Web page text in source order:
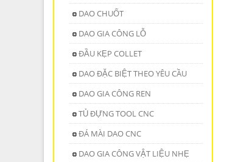
DAO CHUỐT
DAO GIA CÔNG LỖ
ĐẦU KẸP COLLET
DAO ĐẶC BIỆT THEO YÊU CẦU
DAO GIA CÔNG REN
TỦ ĐỰNG TOOL CNC
ĐÁ MÀI DAO CNC
DAO GIA CÔNG VẬT LIỆU NHẸ